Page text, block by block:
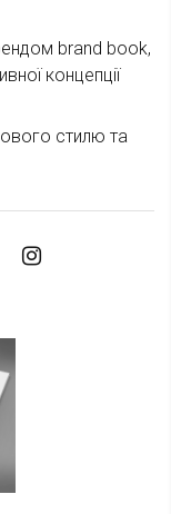
brand book,
концепції
стилю та